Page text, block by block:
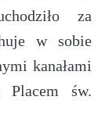
za
w sobie
kanałami
Placem św.